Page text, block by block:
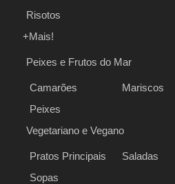
Risotos
+Mais!
Peixes e Frutos do Mar
Camarões
Mariscos
Peixes
Vegetariano e Vegano
Pratos Principais
Saladas
Sopas